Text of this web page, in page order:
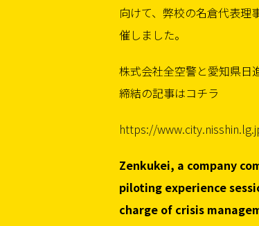
向けて、弊校の名倉代表理
催しました。
株式会社全空警と愛知県日
締結の記事はコチラ
https://
Zenkukei, a company
piloting experience
charge of crisis